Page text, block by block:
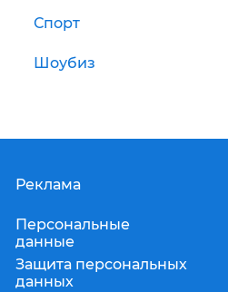
Спорт
Шоубиз
Реклама
Персональные
данные
Защита персональных
данных